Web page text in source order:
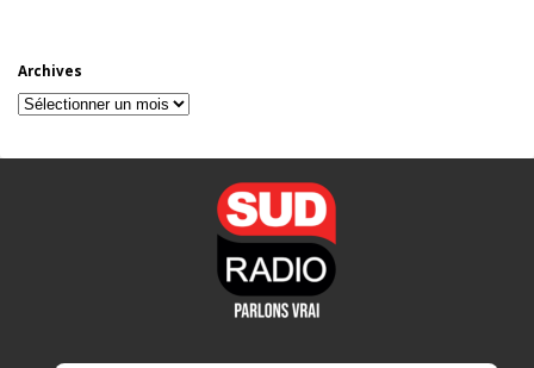
Archives
Archives